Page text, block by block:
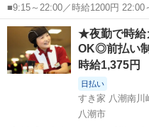
■9:15～22:00／時給1200円 22:00～／時給1500円 日・祝日は時給50円
アップ！（9時～22時） ■ファ
（埼玉県八潮市大曽根524） ■ア
埼玉 八潮市 レストラン
★夜勤で時給
時給1,375円
日払い
すき家 八潮南川
八潮市